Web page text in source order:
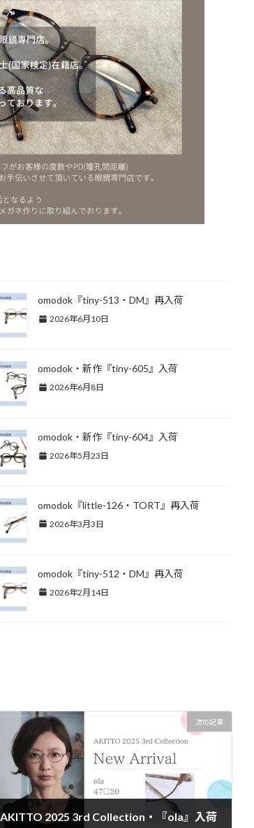
omodok『tiny-513・DM』再入荷
2026年6月10日
omodok・新作『tiny-605』入荷
2026年6月8日
omodok・新作『tiny-604』入荷
2026年5月23日
omodok『little-126・TORT』再入荷
2026年3月3日
omodok『tiny-512・DM』再入荷
2026年2月14日
次の記事
AKITTO 2025 3rd Collection・『ola』入荷